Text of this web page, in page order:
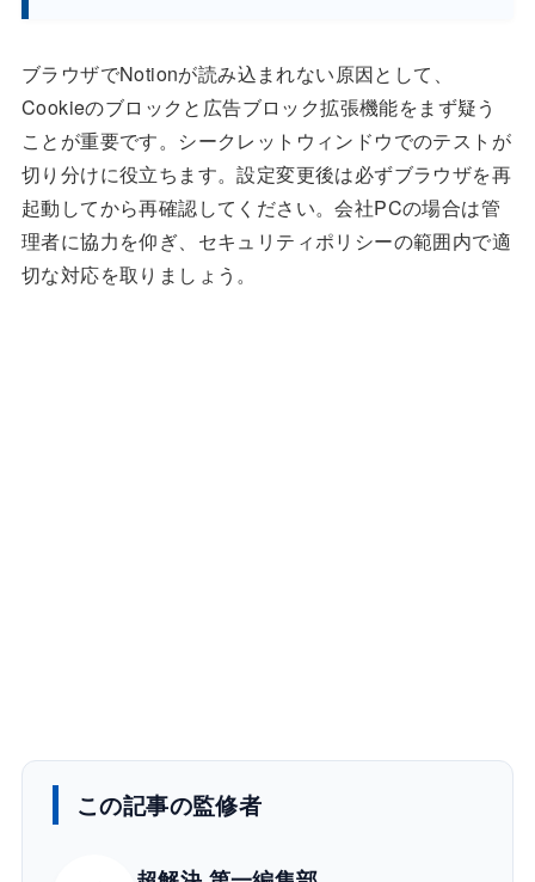
ブラウザでNotionが読み込まれない原因として、
Cookieのブロックと広告ブロック拡張機能をまず疑う
ことが重要です。シークレットウィンドウでのテストが
切り分けに役立ちます。設定変更後は必ずブラウザを再
起動してから再確認してください。会社PCの場合は管
理者に協力を仰ぎ、セキュリティポリシーの範囲内で適
切な対応を取りましょう。
この記事の監修者